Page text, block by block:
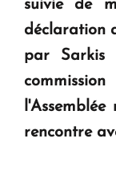
suivie de
déclaration
par Sarkis
rencontre